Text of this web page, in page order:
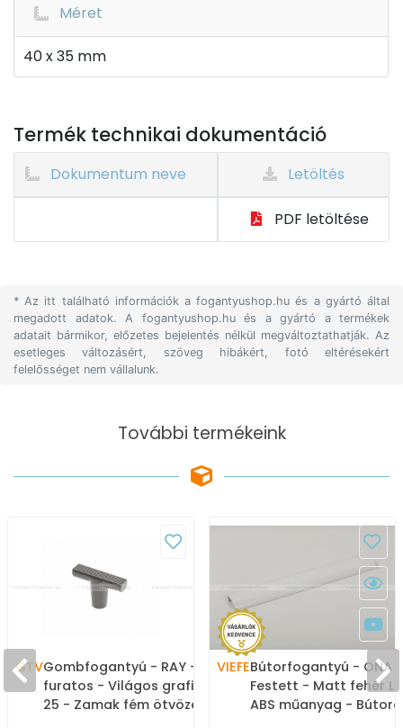
Méret
40 x 35 mm
Termék technikai dokumentáció
Dokumentum neve Letöltés
PDF letöltése
* Az itt található információk a fogantyushop.hu és a gyártó által
megadott adatok. A fogantyushop.hu és a gyártó a termékek
adatait bármikor, előzetes bejelentés nélkül megváltoztathatják. Az
esetleges változásért, szöveg hibákért, fotó eltérésekért
felelősséget nem vállalunk.
További termékeink
GTVGombfogantyú - RAY - 1
furatos - Világos grafit
25 - Zamak fém ötvözet
VIEFEBútorfogantyú - ONA
Festett - Matt fehér
ABS műanyag -